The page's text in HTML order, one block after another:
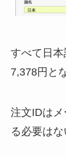
すべて日
7,378円と
注文IDは
る必要はな